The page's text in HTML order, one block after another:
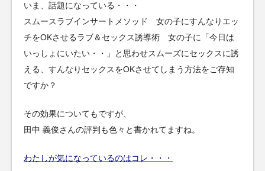
いま、話題になっている・・・
スムースラブインサートメソッド 女の子にすんなりエッ
チをOKさせるラブ＆セックス誘導術 女の子に「今日は
いっしょにいたい・・」と思わせスムーズにセックスに誘
える、すんなりセックスをOKさせてしまう方法をご存知
ですか？
その効果についてもですが、
田中 義俊さんの評判も色々と書かれてますね。
わたしが気になっているのはコレ・・・